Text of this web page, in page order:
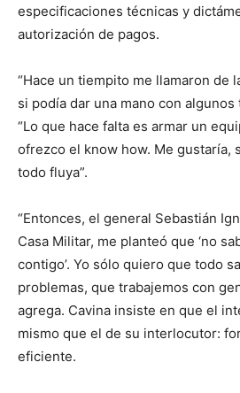
especificaciones técnicas y
autorización de pagos.
“Hace un tiempito me llamaron de
si podía dar una mano con algunos
“Lo que hace falta es armar un
ofrezco el know how. Me gustaría,
todo fluya”.
“Entonces, el general Sebastián
Casa Militar, me planteó que ‘no
contigo’. Yo sólo quiero que todo
problemas, que trabajemos con
agrega. Cavina insiste en que el
mismo que el de su interlocutor:
eficiente.